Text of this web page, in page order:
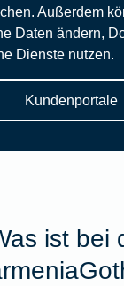
Außerdem
Daten ändern,
Dienste nutzen.
Kundenportale
ist bei